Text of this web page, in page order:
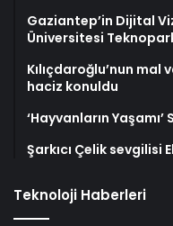
Gaziantep’in Dijital
Üniversitesi
Kılıçdaroğlu’nun mal
haciz konuldu
‘Hayvanların
Şarkıcı Çelik sevgilisi
Teknoloji Haberleri